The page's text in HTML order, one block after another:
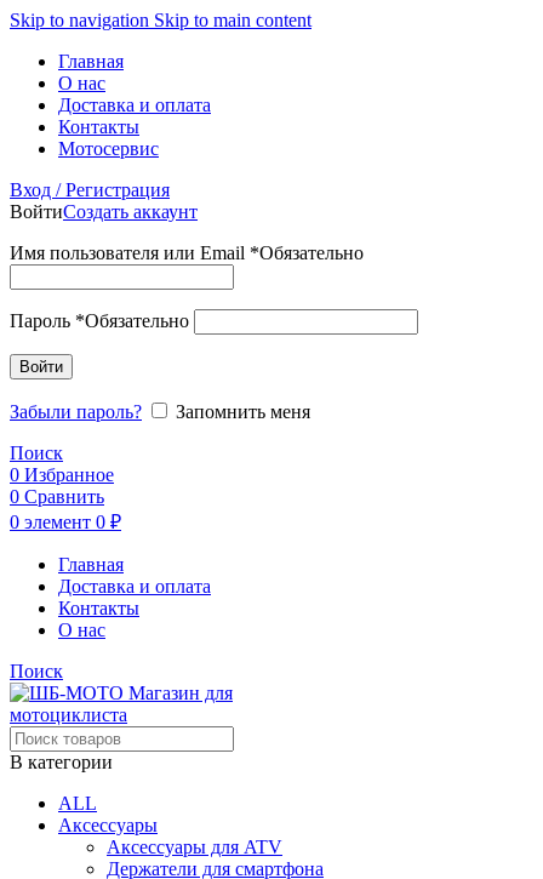
Skip to navigation Skip to main content
Главная
О нас
Доставка и оплата
Контакты
Мотосервис
Вход / Регистрация
ВойтиСоздать аккаунт
Имя пользователя или Email *Обязательно
Пароль *Обязательно
Войти
Забыли пароль?
Запомнить меня
Поиск
0 Избранное
0 Сравнить
0 элемент 0 ₽
Главная
Доставка и оплата
Контакты
О нас
Поиск
В категории
ALL
Аксессуары
Аксессуары для ATV
Держатели для смартфона